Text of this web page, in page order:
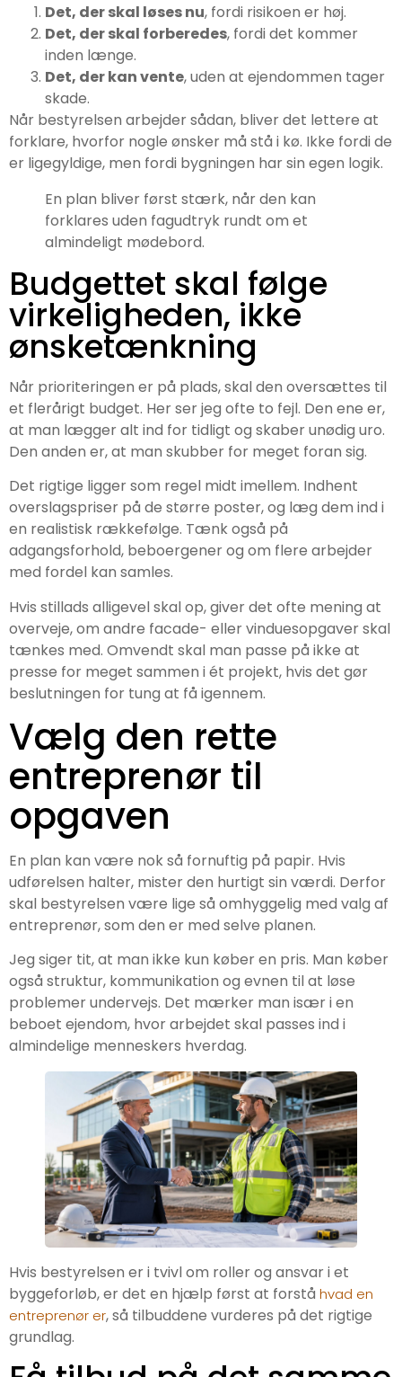
Det, der skal løses nu, fordi risikoen er høj.
Det, der skal forberedes, fordi det kommer
inden længe.
Det, der kan vente, uden at ejendommen tager
skade.
Når bestyrelsen arbejder sådan, bliver det lettere at
forklare, hvorfor nogle ønsker må stå i kø. Ikke fordi de
er ligegyldige, men fordi bygningen har sin egen logik.
En plan bliver først stærk, når den kan
forklares uden fagudtryk rundt om et
almindeligt mødebord.
Budgettet skal følge
virkeligheden, ikke
ønsketænkning
Når prioriteringen er på plads, skal den oversættes til
et flerårigt budget. Her ser jeg ofte to fejl. Den ene er,
at man lægger alt ind for tidligt og skaber unødig uro.
Den anden er, at man skubber for meget foran sig.
Det rigtige ligger som regel midt imellem. Indhent
overslagspriser på de større poster, og læg dem ind i
en realistisk rækkefølge. Tænk også på
adgangsforhold, beboergener og om flere arbejder
med fordel kan samles.
Hvis stillads alligevel skal op, giver det ofte mening at
overveje, om andre facade- eller vinduesopgaver skal
tænkes med. Omvendt skal man passe på ikke at
presse for meget sammen i ét projekt, hvis det gør
beslutningen for tung at få igennem.
Vælg den rette
entreprenør til
opgaven
En plan kan være nok så fornuftig på papir. Hvis
udførelsen halter, mister den hurtigt sin værdi. Derfor
skal bestyrelsen være lige så omhyggelig med valg af
entreprenør, som den er med selve planen.
Jeg siger tit, at man ikke kun køber en pris. Man køber
også struktur, kommunikation og evnen til at løse
problemer undervejs. Det mærker man især i en
beboet ejendom, hvor arbejdet skal passes ind i
almindelige menneskers hverdag.
Hvis bestyrelsen er i tvivl om roller og ansvar i et
byggeforløb, er det en hjælp først at forstå hvad en
entreprenør er, så tilbuddene vurderes på det rigtige
grundlag.